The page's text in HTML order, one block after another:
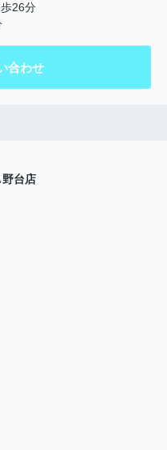
歩26分
合わせ
台店